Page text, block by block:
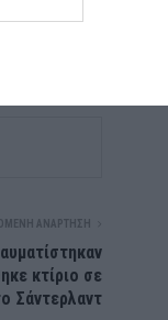
ΑΝΆΡΤΗΣΗ
κτίριο σε
Σάντερλαντ